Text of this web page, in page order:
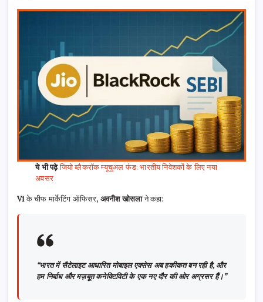
ये भी पढ़ेजियो ब्लैकरॉक म्यूचुअल फंड: भारतीय निवेशकों के लिए नया
अवसर
Viके चीफ मार्केटिंग ऑफिसर, अवनीश खोसलाने कहा:
“भारत में सैटेलाइट आधारित मोबाइल एक्सेस अब हकीकत बन रही है, और
हम निर्बाध और मज़बूत कनेक्टिविटी के एक नए दौर की ओर अग्रसर हैं।”